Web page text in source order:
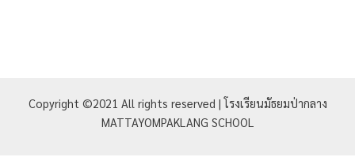
Copyright ©2021 All rights reserved | โรงเรียนมัธยมป่ากลาง
MATTAYOMPAKLANG SCHOOL